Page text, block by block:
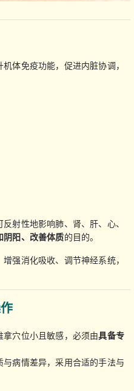
体免疫功能，促进内脏协调，
射性地影响肺、肾、肝、心、
阴阳、改善体质的目的。
强消化吸收、调节神经系统，
穴位小且敏感，必须由具备专
病情差异，采用合适的手法与